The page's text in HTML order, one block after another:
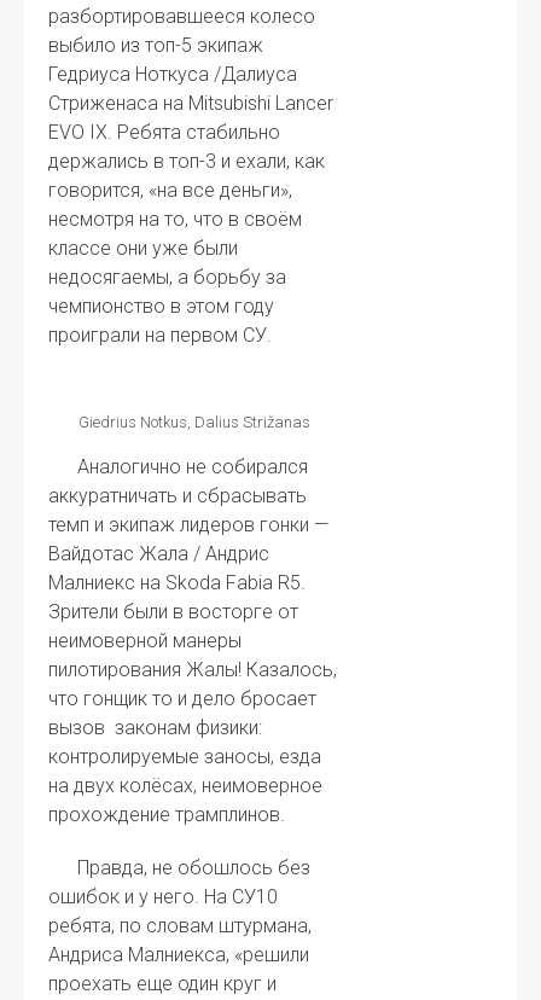
разбортировавшееся колесо
выбило из топ-5 экипаж
Гедриуса Ноткуса /Далиуса
Стриженаса на Mitsubishi Lancer
EVO IX. Ребята стабильно
держались в топ-3 и ехали, как
говорится, «на все деньги»,
несмотря на то, что в своём
классе они уже были
недосягаемы, а борьбу за
чемпионство в этом году
проиграли на первом СУ.
Giedrius Notkus, Dalius Strižanas
Аналогично не собирался
аккуратничать и сбрасывать
темп и экипаж лидеров гонки —
Вайдотас Жала / Андрис
Малниекс на Skoda Fabia R5.
Зрители были в восторге от
неимоверной манеры
пилотирования Жалы! Казалось,
что гонщик то и дело бросает
вызов законам физики:
контролируемые заносы, езда
на двух колёсах, неимоверное
прохождение трамплинов.
Правда, не обошлось без
ошибок и у него. На СУ10
ребята, по словам штурмана,
Андриса Малниекса, «решили
проехать еще один круг и